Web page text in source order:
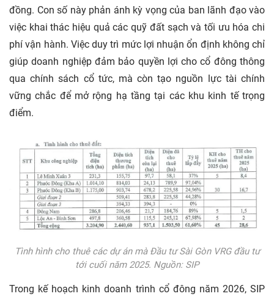
đồng. Con số này phản ánh kỳ vọng của ban lãnh đạo vào
việc khai thác hiệu quả các quỹ đất sạch và tối ưu hóa chi
phí vận hành. Việc duy trì mức lợi nhuận ổn định không chỉ
giúp doanh nghiệp đảm bảo quyền lợi cho cổ đông thông
qua chính sách cổ tức, mà còn tạo nguồn lực tài chính
vững chắc để mở rộng hạ tầng tại các khu kinh tế trọng
điểm.
Tình hình cho thuê các dự án mà Đầu tư Sài Gòn VRG đầu tư
tới cuối năm 2025. Nguồn: SIP
Trong kế hoạch kinh doanh trình cổ đông năm 2026, SIP